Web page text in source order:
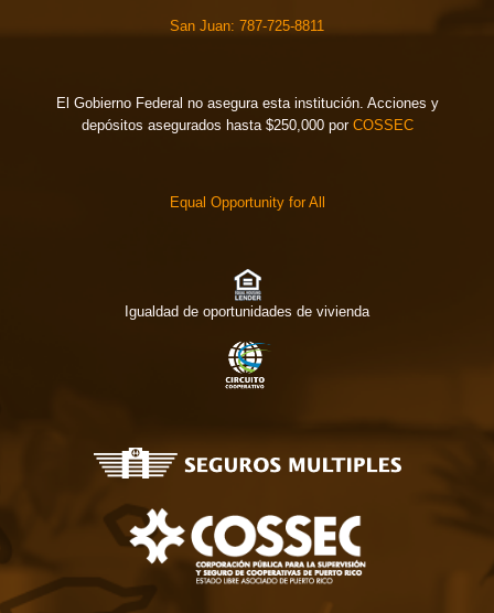
San Juan: 787-725-8811
El Gobierno Federal no asegura esta institución. Acciones y
depósitos asegurados hasta $250,000 por COSSEC
Equal Opportunity for All
Igualdad de oportunidades de vivienda